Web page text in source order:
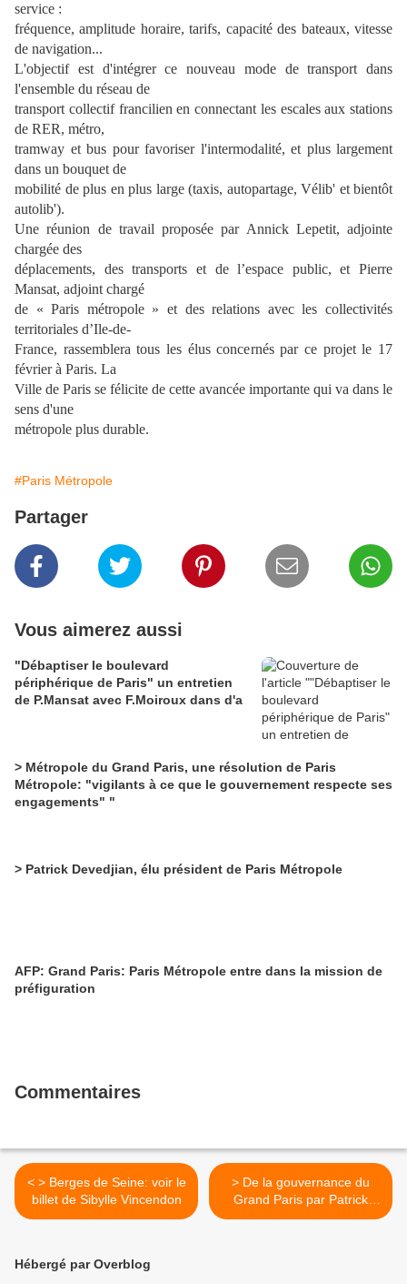
service :
fréquence, amplitude horaire, tarifs, capacité des bateaux, vitesse
de navigation...
L'objectif est d'intégrer ce nouveau mode de transport dans
l'ensemble du réseau de
transport collectif francilien en connectant les escales aux stations
de RER, métro,
tramway et bus pour favoriser l'intermodalité, et plus largement
dans un bouquet de
mobilité de plus en plus large (taxis, autopartage, Vélib' et bientôt
autolib').
Une réunion de travail proposée par Annick Lepetit, adjointe
chargée des
déplacements, des transports et de l’espace public, et Pierre
Mansat, adjoint chargé
de « Paris métropole » et des relations avec les collectivités
territoriales d’Ile-de-
France, rassemblera tous les élus concernés par ce projet le 17
février à Paris. La
Ville de Paris se félicite de cette avancée importante qui va dans le
sens d'une
métropole plus durable.
#Paris Métropole
Partager
Vous aimerez aussi
"Débaptiser le boulevard
périphérique de Paris" un entretien
de P.Mansat avec F.Moiroux dans d'a
> Métropole du Grand Paris, une résolution de Paris
Métropole: "vigilants à ce que le gouvernement respecte ses
engagements" "
> Patrick Devedjian, élu président de Paris Métropole
AFP: Grand Paris: Paris Métropole entre dans la mission de
préfiguration
Commentaires
< > Berges de Seine: voir le
billet de Sibylle Vincendon
> De la gouvernance du
Grand Paris par Patrick
Braouezec >
Hébergé par Overblog